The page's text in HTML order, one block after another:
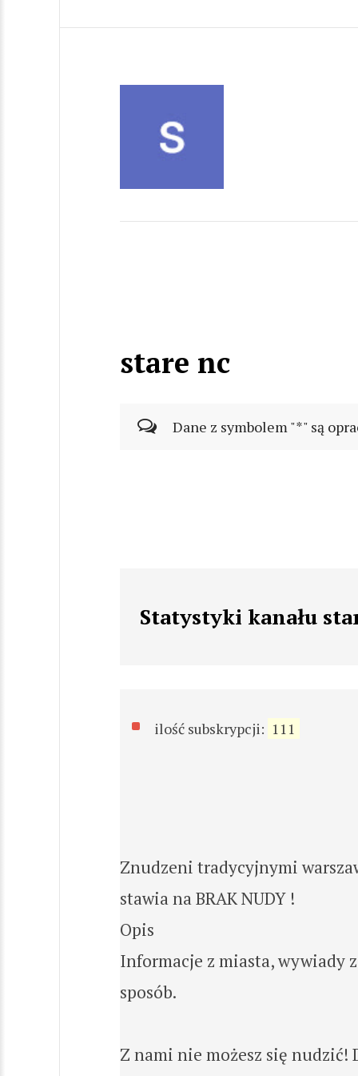
stare nc
Dane z symbolem "*" są
Statystyki kanału
ilość subskrypcji: 111
Znudzeni tradycyjnymi
stawia na BRAK NUDY !
Opis
Informacje z miasta, wywiady
sposób.
Z nami nie możesz się nudzić!